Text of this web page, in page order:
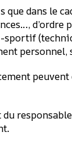
dans le
d’ordre